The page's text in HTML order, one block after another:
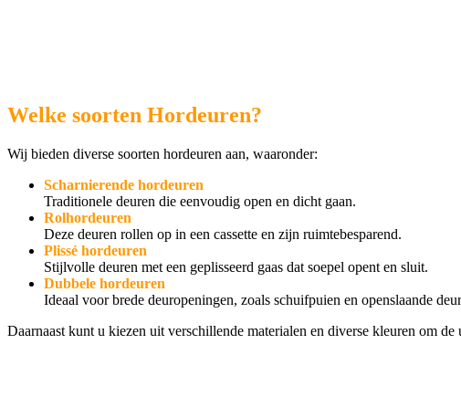
Welke soorten Hordeuren?
Wij bieden diverse soorten hordeuren aan, waaronder:
Scharnierende hordeuren
Traditionele deuren die eenvoudig open en dicht gaan.
Rolhordeuren
Deze deuren rollen op in een cassette en zijn ruimtebesparend.
Plissé hordeuren
Stijlvolle deuren met een geplisseerd gaas dat soepel opent en sluit.
Dubbele hordeuren
Ideaal voor brede deuropeningen, zoals schuifpuien en openslaande
Daarnaast kunt u kiezen uit verschillende materialen en diverse kleuren om